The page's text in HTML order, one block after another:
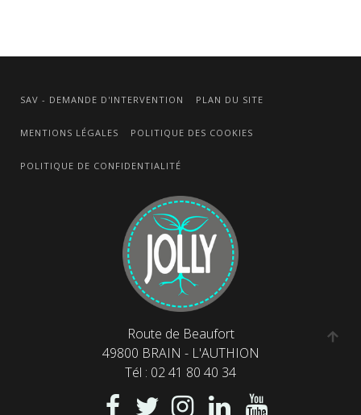
SAV - DEMANDE D'INTERVENTION PLAN DU SITE
MENTIONS LÉGALES POLITIQUE DES COOKIES
POLITIQUE DE CONFIDENTIALITÉ
Route de Beaufort
49800 BRAIN - L'AUTHION
Tél : 02 41 80 40 34